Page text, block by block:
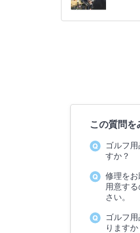
この質問を
ゴルフ
すか？
修理を
用意す
さい。
ゴルフ
ります